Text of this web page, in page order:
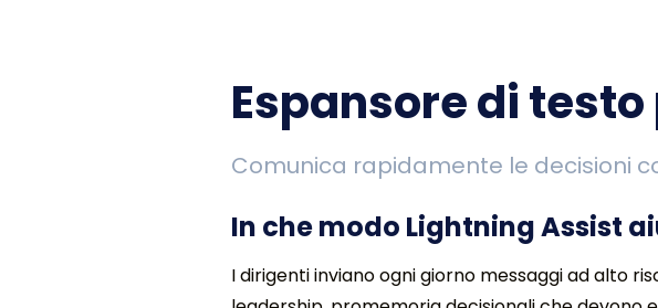
Espansore di
Comunica rapidamente le decisioni
In che modo Lightning Assist
I dirigenti inviano ogni giorno messaggi ad alto